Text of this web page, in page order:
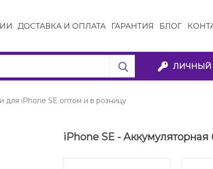
ДОСТАВКА И ОПЛАТА ГАРАНТИЯ БЛОГ
ЛИЧНЫЙ
для iPhone SE оптом и в розницу
iPhone SE - Аккумуляторная